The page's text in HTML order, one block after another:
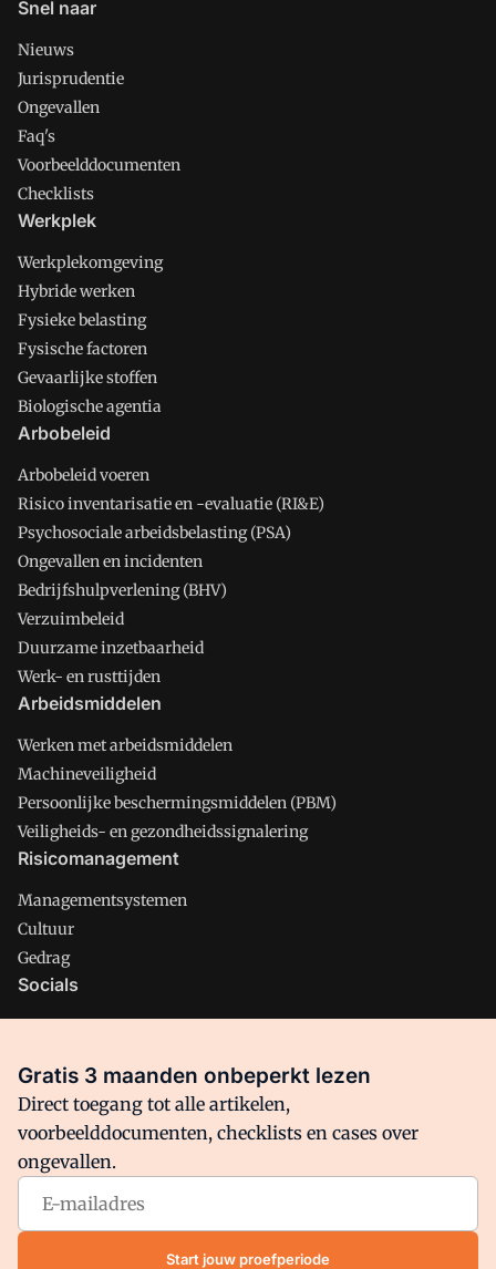
Snel naar
Nieuws
Jurisprudentie
Ongevallen
Faq's
Voorbeelddocumenten
Checklists
Werkplek
Werkplekomgeving
Hybride werken
Fysieke belasting
Fysische factoren
Gevaarlijke stoffen
Biologische agentia
Arbobeleid
Arbobeleid voeren
Risico inventarisatie en -evaluatie (RI&E)
Psychosociale arbeidsbelasting (PSA)
Ongevallen en incidenten
Bedrijfshulpverlening (BHV)
Verzuimbeleid
Duurzame inzetbaarheid
Werk- en rusttijden
Arbeidsmiddelen
Werken met arbeidsmiddelen
Machineveiligheid
Persoonlijke beschermingsmiddelen (PBM)
Veiligheids- en gezondheidssignalering
Risicomanagement
Managementsystemen
Cultuur
Gedrag
Socials
Facebook
Arbo is onderdeel van VMN media. Lees inons manifestwaar
VMN media voor staat. Op gebruik van deze site zijn de
volgende regelingen van toepassing:Algemene Voorwaarden
Privacy en Cookie beleid|Privacy instellingen
Gratis 3 maanden onbeperkt lezen
Direct toegang tot alle artikelen,
voorbeelddocumenten, checklists en cases over
ongevallen.
Start jouw proefperiode